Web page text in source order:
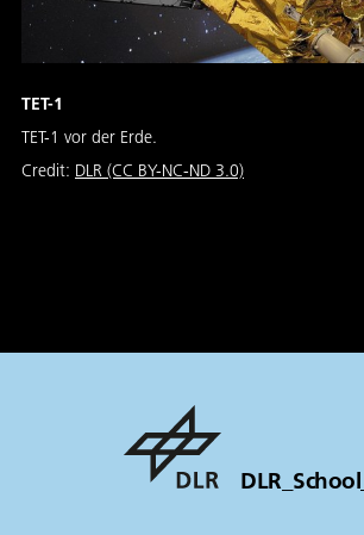
TET-1
TET-1 vor der Erde.
Credit: DLR (CC BY-NC-ND 3.0)